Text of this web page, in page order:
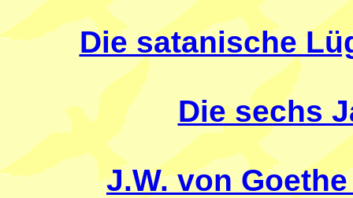
Die satanische
Die sechs
J.W. von